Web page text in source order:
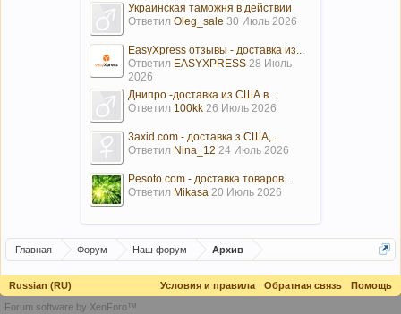
Украинская таможня в действии
Ответил Oleg_sale 30 Июль 2026
EasyXpress отзывы - доставка из...
Ответил EASYXPRESS 28 Июль
2026
Днипро -доставка из США в...
Ответил 100kk 26 Июль 2026
3axid.com - доставка з США,...
Ответил Nina_12 24 Июль 2026
Pesoto.com - доставка товаров...
Ответил Mikasa 20 Июль 2026
Главная Форум Наш форум Архив
Russian (RU) Условия и правила Обратная связь
Помощь
Forum software by XenForo™